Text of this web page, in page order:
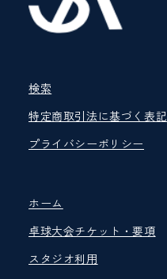
検索
特定商取引法に基づく表記
プライバシーポリシー
ホーム
卓球大会チケット・要項
スタジオ利用